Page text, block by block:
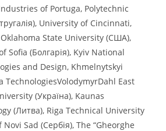
of Portuga, Polytechnic
University of Cincinnati,
State University (США),
Sofia (Болгарія), Kyiv National
and Design, Khmelnytskyi
TechnologiesVolodymyrDahl East
(Україна), Kaunas
(Литва), Riga Technical University
Sad (Сербія), The “Gheorghe